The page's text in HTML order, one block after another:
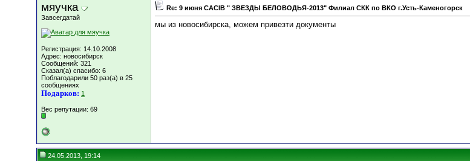
мяучка
Завсегдатай
Регистрация: 14.10.2008
Адрес: новосибирск
Сообщений: 321
Сказал(а) спасибо: 6
Поблагодарили 50 раз(а) в 25
сообщениях
Подарков: 1
Вес репутации: 69
Re: 9 июня СACIB " ЗВЕЗДЫ БЕЛОВОДЬЯ-2013" Филиал СКК по ВКО г.Усть-Каменогорск
мы из новосибирска, можем привезти документы
24.05.2013, 19:14